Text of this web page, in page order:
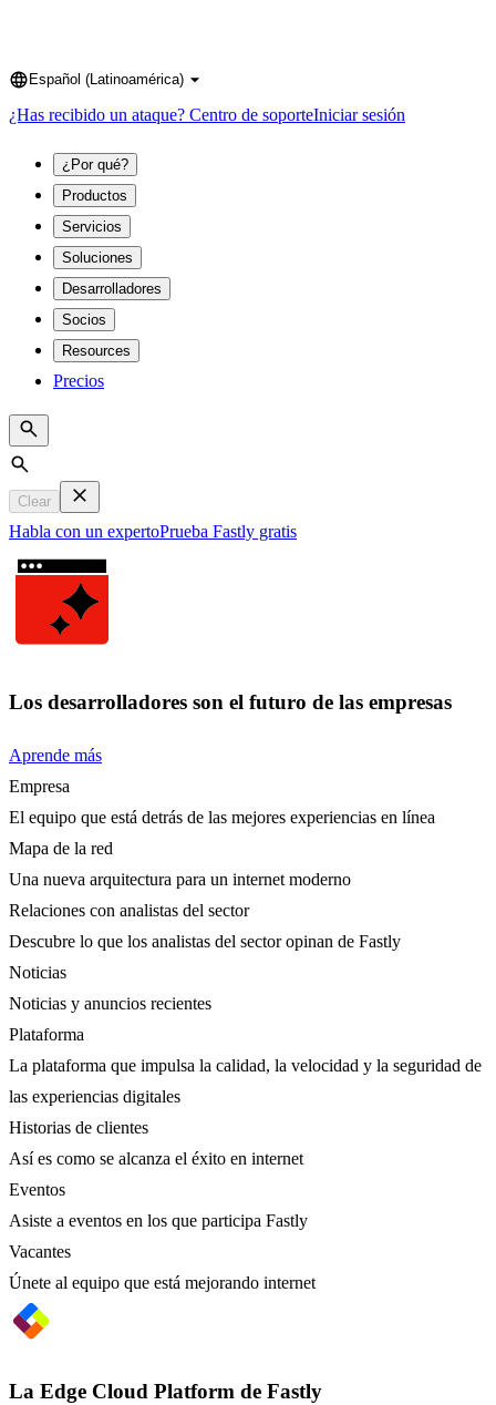
Language
Español (Latinoamérica)
¿Has recibido un ataque? Centro de soporteIniciar sesión
¿Por qué?
Productos
Servicios
Soluciones
Desarrolladores
Socios
Resources
Precios
Search
Clear
Habla con un expertoPrueba Fastly gratis
Los desarrolladores son el futuro de las empresas
Aprende más
Empresa
El equipo que está detrás de las mejores experiencias en línea
Mapa de la red
Una nueva arquitectura para un internet moderno
Relaciones con analistas del sector
Descubre lo que los analistas del sector opinan de Fastly
Noticias
Noticias y anuncios recientes
Plataforma
La plataforma que impulsa la calidad, la velocidad y la seguridad de
las experiencias digitales
Historias de clientes
Así es como se alcanza el éxito en internet
Eventos
Asiste a eventos en los que participa Fastly
Vacantes
Únete al equipo que está mejorando internet
La Edge Cloud Platform de Fastly